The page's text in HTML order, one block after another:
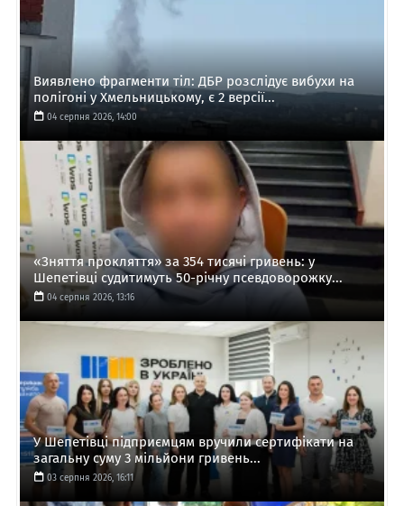
Виявлено фрагменти тіл: ДБР розслідує вибухи на
полігоні у Хмельницькому, є 2 версії...
04 серпня 2026, 14:00
«Зняття прокляття» за 354 тисячі гривень: у
Шепетівці судитимуть 50-річну псевдоворожку...
04 серпня 2026, 13:16
У Шепетівці підприємцям вручили сертифікати на
загальну суму 3 мільйони гривень...
03 серпня 2026, 16:11